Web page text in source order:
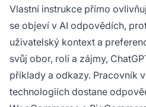
Vlastní instrukce přímo
se objeví v AI odpovědích,
uživatelský kontext a
svůj obor, roli a zájmy,
příklady a odkazy. Pracovník
technologiích dostane